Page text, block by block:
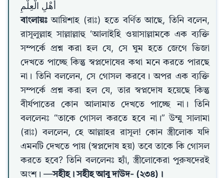
أَهْلِ الْعِلْمِ
বাংলায়ঃ আয়িশাহ (রাঃ) হতে বর্ণিত আছে, তিনি বলেন,
রাসূলুল্লাহ সাল্লাল্লাহু ‘আলাইহি ওয়াসাল্লামকে এক ব্যক্তি
সম্পর্কে প্রশ্ন করা হল যে, সে ঘুম হতে জেগে ভিজা
দেখতে পাচ্ছে কিন্তু স্বপ্লদোষের কথা মনে করতে পারছে
না। তিনি বললেন, সে গোসল করবে। অপর এক ব্যক্তি
সম্পর্কে প্রশ্ন করা হল যে, তার স্বপ্নদোষ হয়েছে কিন্তু
বীর্যপাতের কোন আলামাত দেখতে পাচ্ছে না। তিনি
বললেনঃ “তাকে গোসল করতে হবে না।” উম্মু সালামা
(রাঃ) বললেন, হে আল্লাহর রাসূল! কোন স্ত্রীলোক যদি
এমনটি দেখতে পায় (স্বপ্লদোষ হয়) তবে তাকে কি গোসল
করতে হবে? তিনি বললেনঃ হ্যাঁ, স্ত্রীলোকেরা পুরুষদেরই
অংশ। —সহীহ। সহীহ আবু দাউদ- (২৩৪)।